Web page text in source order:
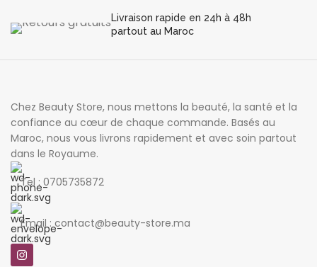
Livraison rapide en 24h à 48h
partout au Maroc
Chez Beauty Store, nous mettons la beauté, la santé et la
confiance au cœur de chaque commande. Basés au
Maroc, nous vous livrons rapidement et avec soin partout
dans le Royaume.
Tel : 0705735872
Email : contact@beauty-store.ma